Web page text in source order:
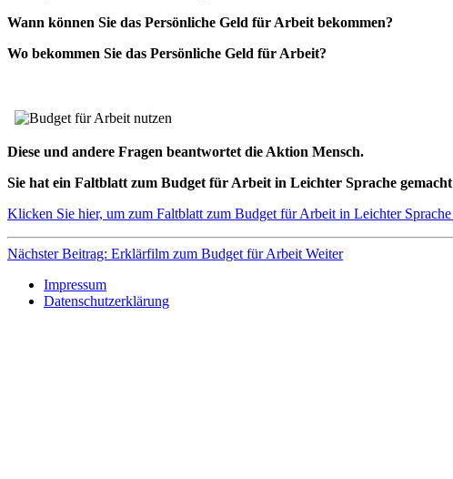
Wann können Sie das Persönliche Geld für Arbeit bekommen?
Wo bekommen Sie das Persönliche Geld für Arbeit?
Diese und andere Fragen beantwortet die Aktion Mensch.
Sie hat ein Faltblatt zum Budget für Arbeit in Leichter Sprache gemacht
Klicken Sie hier, um zum Faltblatt zum Budget für Arbeit in Leichter
Nächster Beitrag: Erklärfilm zum Budget für Arbeit Weiter
Impressum
Datenschutzerklärung